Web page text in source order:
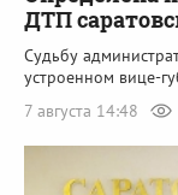
ДТП
Судьбу
устроенном вице-
7 августа 14:48